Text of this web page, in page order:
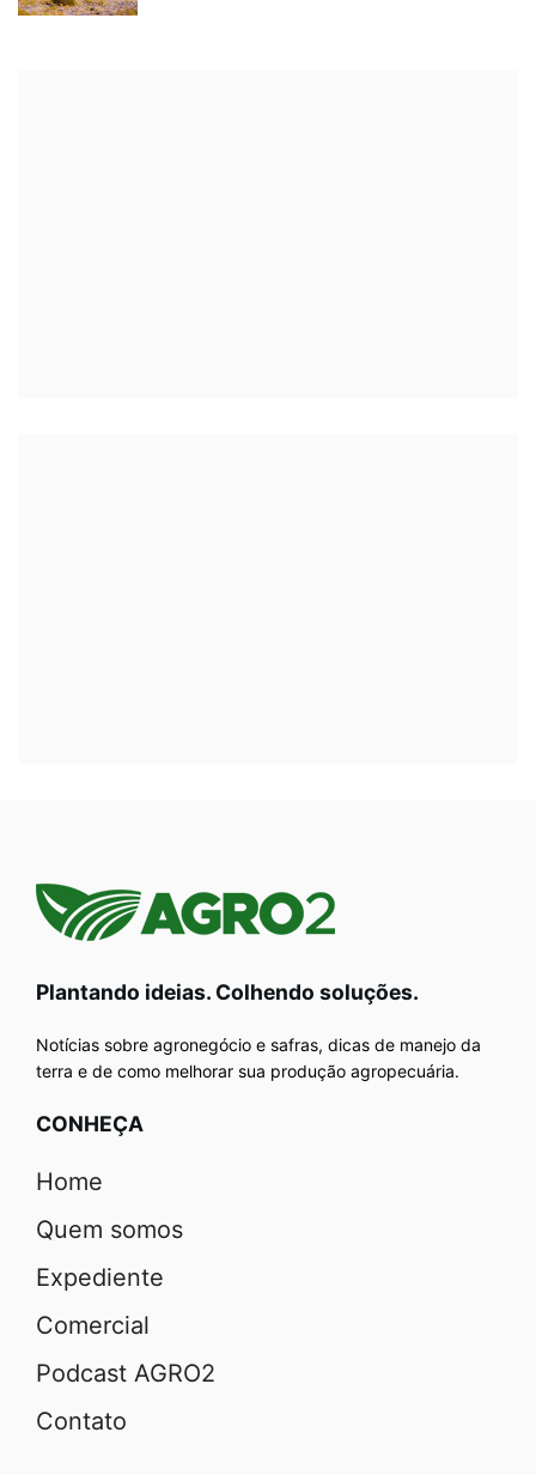
Plantando ideias. Colhendo soluções.
Notícias sobre agronegócio e safras, dicas de manejo da
terra e de como melhorar sua produção agropecuária.
CONHEÇA
Home
Quem somos
Expediente
Comercial
Podcast AGRO2
Contato